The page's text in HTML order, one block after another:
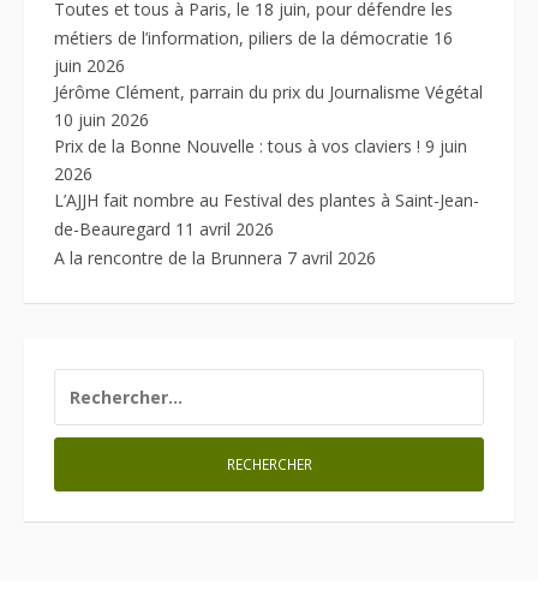
Toutes et tous à Paris, le 18 juin, pour défendre les
métiers de l’information, piliers de la démocratie 16
juin 2026
Jérôme Clément, parrain du prix du Journalisme Végétal
10 juin 2026
Prix de la Bonne Nouvelle : tous à vos claviers ! 9 juin
2026
L’AJJH fait nombre au Festival des plantes à Saint-Jean-
de-Beauregard 11 avril 2026
A la rencontre de la Brunnera 7 avril 2026